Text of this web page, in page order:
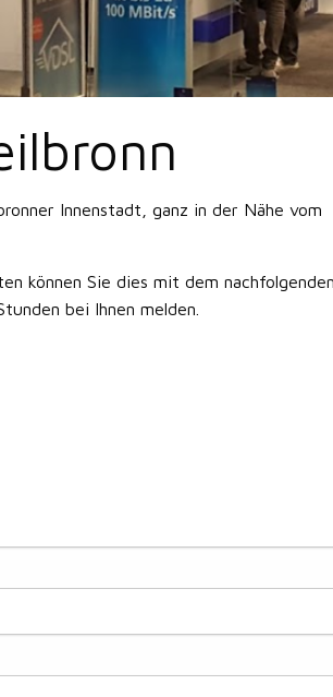
Innenstadt, ganz in der Nähe vom
können Sie dies mit dem nachfolgenden
bei Ihnen melden.